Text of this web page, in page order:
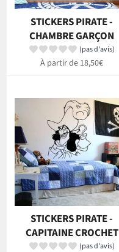
STICKERS PIRATE -
CHAMBRE GARÇON
(pas d'avis)
À partir de 18,50€
STICKERS PIRATE -
CAPITAINE CROCHET
(pas d'avis)